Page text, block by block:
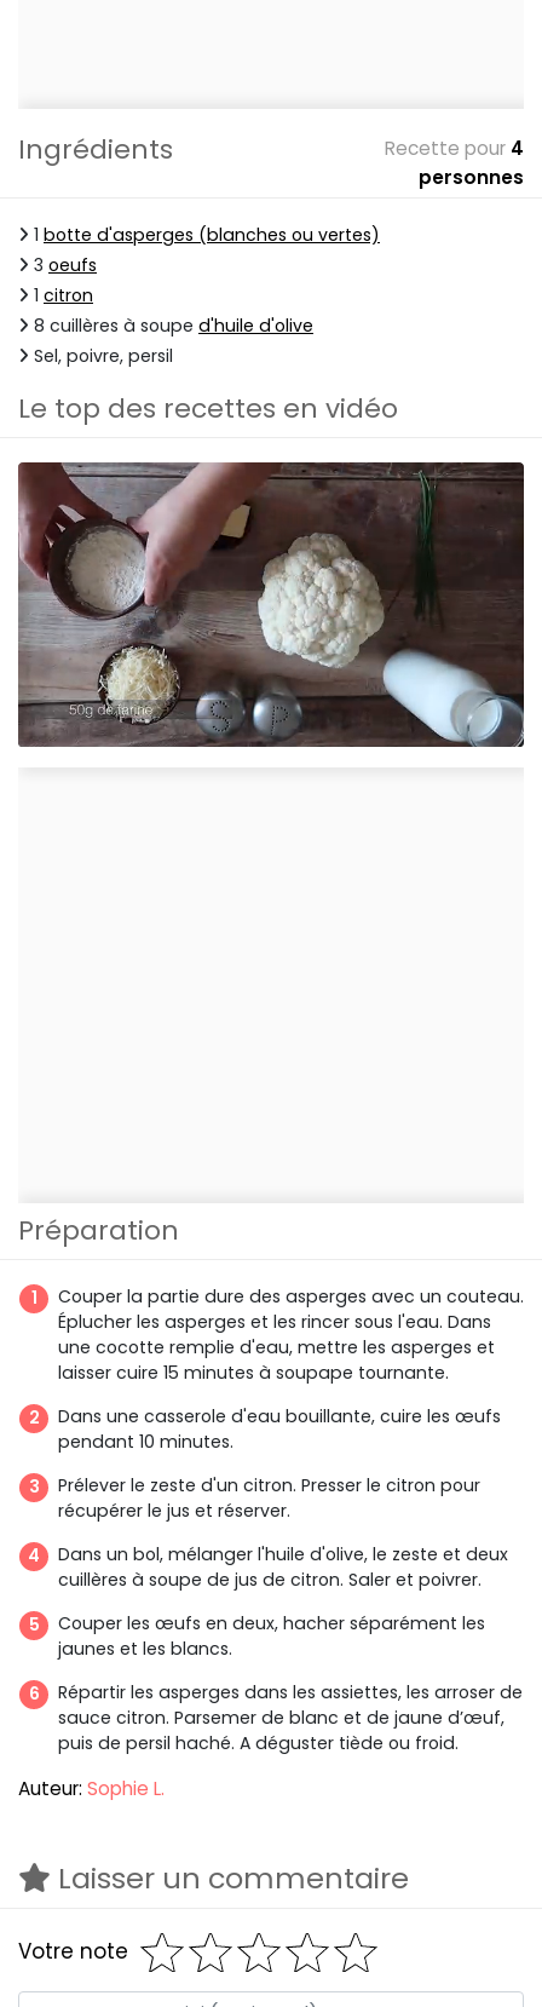
Ingrédients Recette pour 4
personnes
1 botte d'asperges (blanches ou vertes)
3 oeufs
1 citron
8 cuillères à soupe d'huile d'olive
Sel, poivre, persil
Le top des recettes en vidéo
Préparation
Couper la partie dure des asperges avec un couteau.
Éplucher les asperges et les rincer sous l'eau. Dans
une cocotte remplie d'eau, mettre les asperges et
laisser cuire 15 minutes à soupape tournante.
Dans une casserole d'eau bouillante, cuire les œufs
pendant 10 minutes.
Prélever le zeste d'un citron. Presser le citron pour
récupérer le jus et réserver.
Dans un bol, mélanger l'huile d'olive, le zeste et deux
cuillères à soupe de jus de citron. Saler et poivrer.
Couper les œufs en deux, hacher séparément les
jaunes et les blancs.
Répartir les asperges dans les assiettes, les arroser de
sauce citron. Parsemer de blanc et de jaune d’œuf,
puis de persil haché. A déguster tiède ou froid.
Auteur: Sophie L.
Laisser un commentaire
Votre note